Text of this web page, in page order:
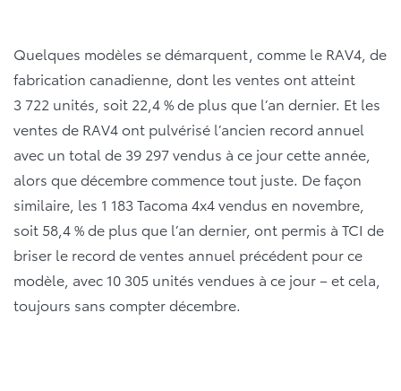
Quelques modèles se démarquent, comme le RAV4, de
fabrication canadienne, dont les ventes ont atteint
3 722 unités, soit 22,4 % de plus que l’an dernier. Et les
ventes de RAV4 ont pulvérisé l’ancien record annuel
avec un total de 39 297 vendus à ce jour cette année,
alors que décembre commence tout juste. De façon
similaire, les 1 183 Tacoma 4x4 vendus en novembre,
soit 58,4 % de plus que l’an dernier, ont permis à TCI de
briser le record de ventes annuel précédent pour ce
modèle, avec 10 305 unités vendues à ce jour – et cela,
toujours sans compter décembre.